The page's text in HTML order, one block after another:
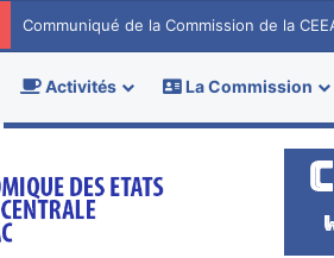
Activités La Commission